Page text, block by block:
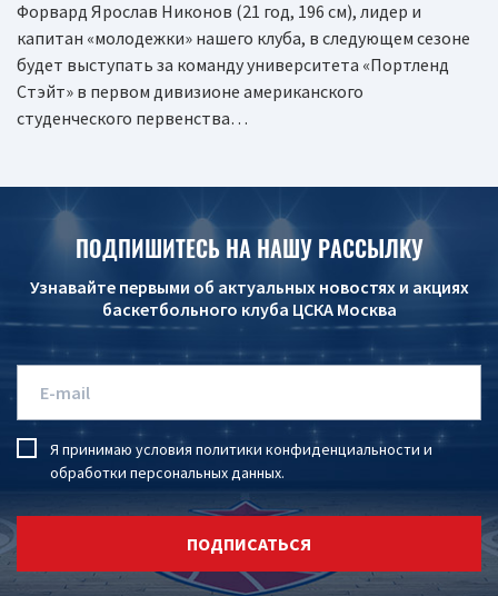
Форвард Ярослав Никонов (21 год, 196 см), лидер и
капитан «молодежки» нашего клуба, в следующем сезоне
будет выступать за команду университета «Портленд
Стэйт» в первом дивизионе американского
студенческого первенства…
ПОДПИШИТЕСЬ НА НАШУ РАССЫЛКУ
Узнавайте первыми об актуальных новостях и акциях
баскетбольного клуба ЦСКА Москва
Я принимаю условия политики конфиденциальности и
обработки персональных данных.
ПОДПИСАТЬСЯ